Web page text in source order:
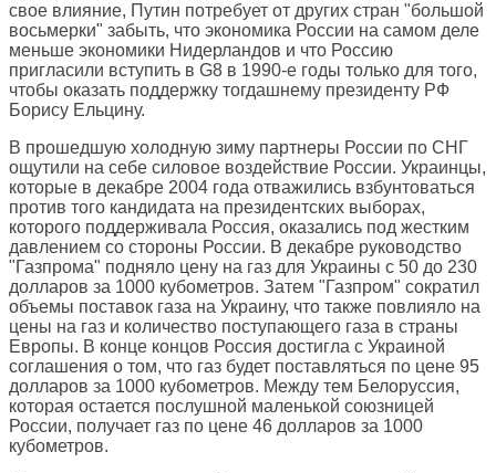
свое влияние, Путин потребует от других стран "большой
восьмерки" забыть, что экономика России на самом деле
меньше экономики Нидерландов и что Россию
пригласили вступить в G8 в 1990-е годы только для того,
чтобы оказать поддержку тогдашнему президенту РФ
Борису Ельцину.
В прошедшую холодную зиму партнеры России по СНГ
ощутили на себе силовое воздействие России. Украинцы,
которые в декабре 2004 года отважились взбунтоваться
против того кандидата на президентских выборах,
которого поддерживала Россия, оказались под жестким
давлением со стороны России. В декабре руководство
"Газпрома" подняло цену на газ для Украины с 50 до 230
долларов за 1000 кубометров. Затем "Газпром" сократил
объемы поставок газа на Украину, что также повлияло на
цены на газ и количество поступающего газа в страны
Европы. В конце концов Россия достигла с Украиной
соглашения о том, что газ будет поставляться по цене 95
долларов за 1000 кубометров. Между тем Белоруссия,
которая остается послушной маленькой союзницей
России, получает газ по цене 46 долларов за 1000
кубометров.